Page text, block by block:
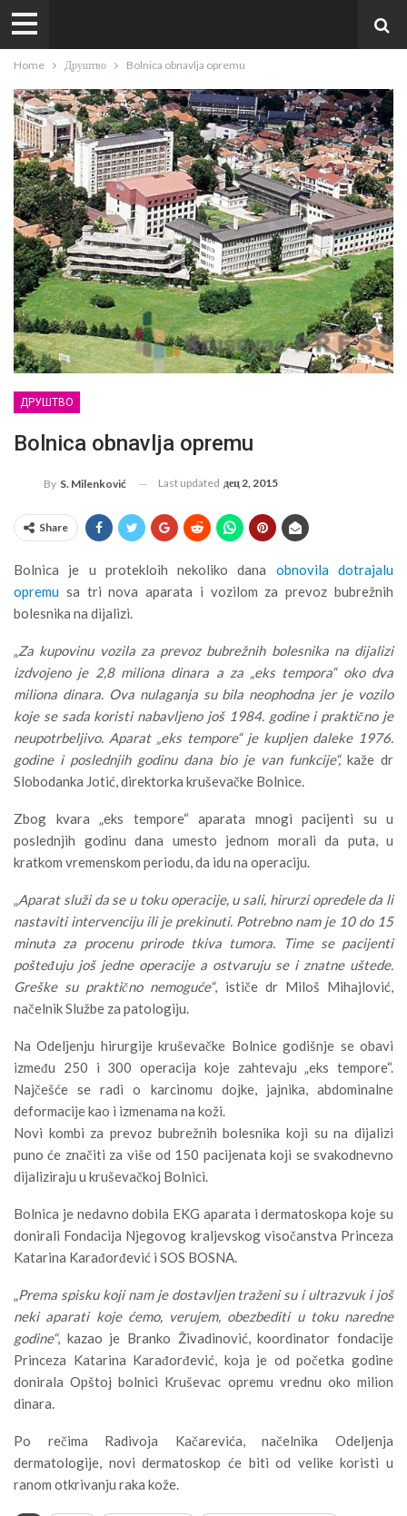
Home Друштво Bolnica obnavlja opremu
ДРУШТВО
Bolnica obnavlja opremu
By S. Milenković Last updated дец 2, 2015
Share
Bolnica je u protekloih nekoliko dana obnovila dotrajalu
opremu sa tri nova aparata i vozilom za prevoz bubrežnih
bolesnika na dijalizi.
„Za kupovinu vozila za prevoz bubrežnih bolesnika na dijalizi
izdvojeno je 2,8 miliona dinara a za „eks tempora“ oko dva
miliona dinara. Ova nulaganja su bila neophodna jer je vozilo
koje se sada koristi nabavljeno još 1984. godine i praktično je
neupotrbeljivo. Aparat „eks tempore“ je kupljen daleke 1976.
godine i poslednjih godinu dana bio je van funkcije“, kaže dr
Slobodanka Jotić, direktorka kruševačke Bolnice.
Zbog kvara „eks tempore“ aparata mnogi pacijenti su u
poslednjih godinu dana umesto jednom morali da puta, u
kratkom vremenskom periodu, da idu na operaciju.
„Aparat služi da se u toku operacije, u sali, hirurzi opredele da li
nastaviti intervenciju ili je prekinuti. Potrebno nam je 10 do 15
minuta za procenu prirode tkiva tumora. Time se pacijenti
pošteđuju još jedne operacije a ostvaruju se i znatne uštede.
Greške su praktično nemoguće“, ističe dr Miloš Mihajlović,
načelnik Službe za patologiju.
Na Odeljenju hirurgije kruševačke Bolnice godišnje se obavi
između 250 i 300 operacija koje zahtevaju „eks tempore“.
Najčešće se radi o karcinomu dojke, jajnika, abdominalne
deformacije kao i izmenama na koži.
Novi kombi za prevoz bubrežnih bolesnika koji su na dijalizi
puno će značiti za više od 150 pacijenata koji se svakodnevno
dijaliziraju u kruševačkoj Bolnici.
Bolnica je nedavno dobila EKG aparata i dermatoskopa koje su
donirali Fondacija Njegovog kraljevskog visočanstva Princeza
Katarina Karađorđević i SOS BOSNA.
„Prema spisku koji nam je dostavljen traženi su i ultrazvuk i još
neki aparati koje ćemo, verujem, obezbediti u toku naredne
godine“, kazao je Branko Živadinović, koordinator fondacije
Princeza Katarina Karađorđević, koja je od početka godine
donirala Opštoj bolnici Kruševac opremu vrednu oko milion
dinara.
Po rečima Radivoja Kačarevića, načelnika Odeljenja
dermatologije, novi dermatoskop će biti od velike koristi u
ranom otkrivanju raka kože.